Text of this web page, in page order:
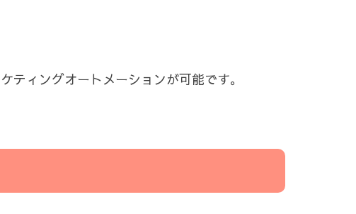
ィングオートメーションが可能です。